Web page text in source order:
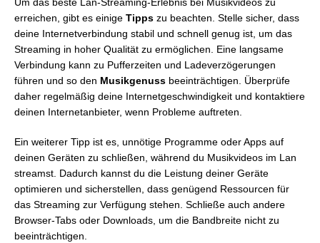
erreichen, gibt es einige Tipps zu beachten. Stelle sicher, dass
deine Internetverbindung stabil und schnell genug ist, um das
Streaming in hoher Qualität zu ermöglichen. Eine langsame
Verbindung kann zu Pufferzeiten und Ladeverzögerungen
führen und so den Musikgenuss beeinträchtigen. Überprüfe
daher regelmäßig deine Internetgeschwindigkeit und kontaktiere
deinen Internetanbieter, wenn Probleme auftreten.
Ein weiterer Tipp ist es, unnötige Programme oder Apps auf
deinen Geräten zu schließen, während du Musikvideos im Lan
streamst. Dadurch kannst du die Leistung deiner Geräte
optimieren und sicherstellen, dass genügend Ressourcen für
das Streaming zur Verfügung stehen. Schließe auch andere
Browser-Tabs oder Downloads, um die Bandbreite nicht zu
beeinträchtigen.